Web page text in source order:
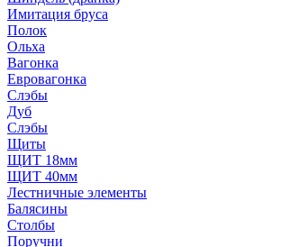
Имитация бруса
Полок
Ольха
Вагонка
Евровагонка
Слэбы
Дуб
Слэбы
Щиты
ЩИТ 18мм
ЩИТ 40мм
Лестничные элементы
Балясины
Столбы
Поручни